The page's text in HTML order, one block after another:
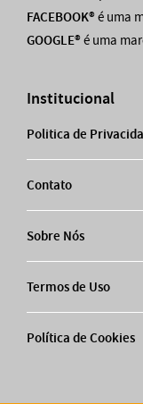
FACEBOOK®é uma
GOOGLE®é uma
Institucional
Politica de
Contato
Sobre Nós
Termos de Uso
Política de Cookies